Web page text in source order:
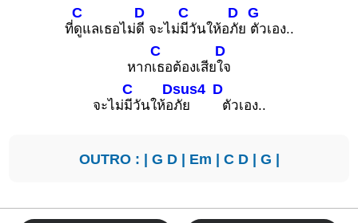
ที่
C
ดูแลเธอไม่
D
ดี จะไม่
C
มีวันให้อ
D
ภัย
G
ตัวเอง..
หาก
C
เธอต้องเสีย
D
ใจ
จะไม่
C
มีวันให้อ
Dsus4
ภัย
D
ตัวเอง..
OUTRO : | G D| Em | C D| G |